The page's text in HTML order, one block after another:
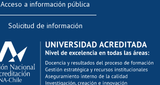
Evaluación docente
Calificación académica
Postulación al AUCAI
Funcionarias/os
Acceso a información pública
Solicitud de información